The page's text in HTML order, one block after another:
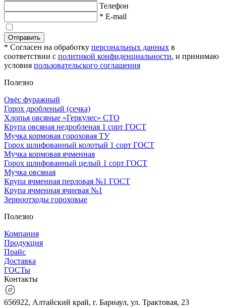
Телефон
* E-mail
Отправить
* Согласен на обработку персональных данных в
соответствии с политикой конфиденциальности, и принимаю
условия пользовательского соглашения
Полезно
Овёс фуражный
Горох дробленый (сечка)
Хлопья овсяные «Геркулес» СТО
Крупа овсяная недробленая 1 сорт ГОСТ
Мучка кормовая гороховая ТУ
Горох шлифованный колотый 1 сорт ГОСТ
Мучка кормовая ячменная
Горох шлифованный целый 1 сорт ГОСТ
Мучка овсяная
Крупа ячменная перловая №1 ГОСТ
Крупа ячменная ячневая №1
Зерноотходы гороховые
Полезно
Компания
Продукция
Прайс
Доставка
ГОСТы
Контакты
656922, Алтайский край, г. Барнаул, ул. Трактовая, 23